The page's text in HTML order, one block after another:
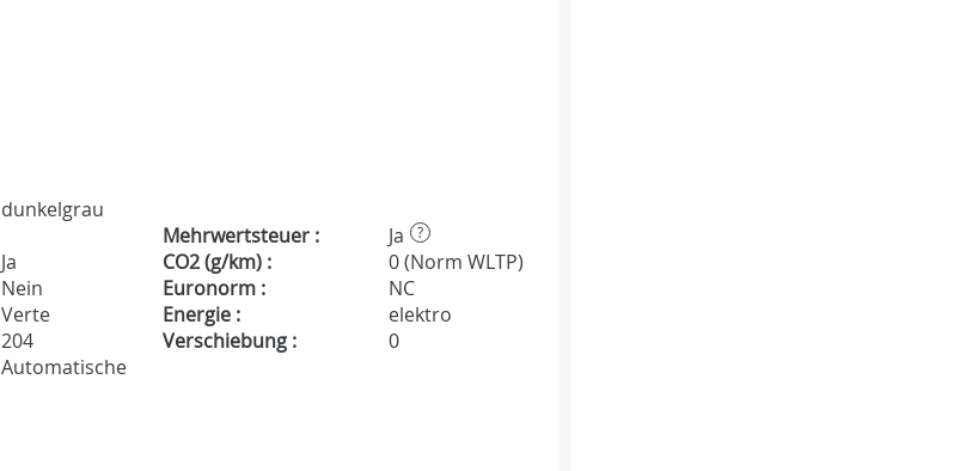
dunkelgrau
Mehrwertsteuer : Ja ?
Ja CO2 (g/km) :
0 (Norm WLTP)
Nein Euronorm :
NC
Verte Energie :
elektro
204 Verschiebung :
0
Automatische